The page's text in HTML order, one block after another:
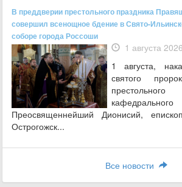
В преддверии престольного праздника
совершил всенощное бдение в Свято-
соборе города Россоши
1 августа 2026
1 августа,
святого
Преосвященнейший Дионисий,
Острогожск...
Все новости